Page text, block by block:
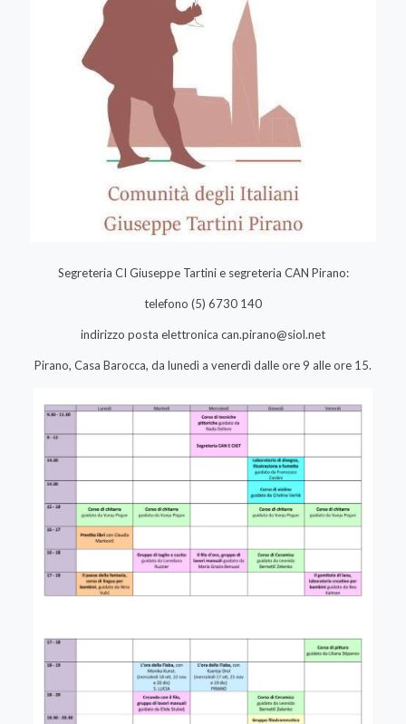
Segreteria CI Giuseppe Tartini e segreteria CAN Pirano:
telefono (5) 6730 140
indirizzo posta elettronica can.pirano@siol.net
Pirano, Casa Barocca, da lunedì a venerdì dalle ore 9 alle ore 15.